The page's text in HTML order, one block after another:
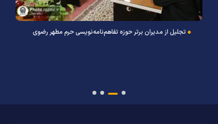
تجلیل از مدیران برتر حوزه تفاهم‌نامه‌نویسی حرم مطهر رضوی